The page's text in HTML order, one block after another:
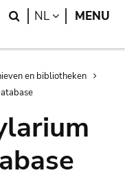
Search
NL LANGUAGE
MENU
en bibliotheken